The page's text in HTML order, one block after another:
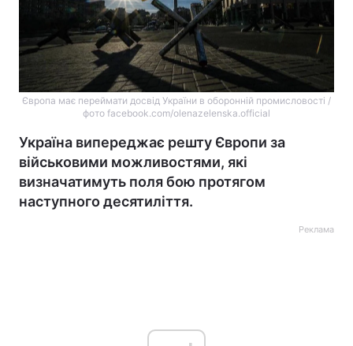
Європа має переймати досвід України в оборонній промисловості /
фото facebook.com/olenazelenska.official
Україна випереджає решту Європи за
військовими можливостями, які
визначатимуть поля бою протягом
наступного десятиліття.
Реклама